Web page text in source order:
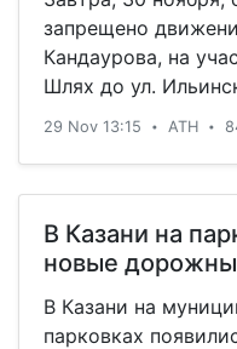
запрещено
Кандаурова, на
Шлях до ул.
29 Nov 13:15 • АТН •
В Казани на
новые
В Казани на
парковках